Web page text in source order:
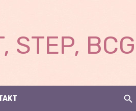
STEP, BCG